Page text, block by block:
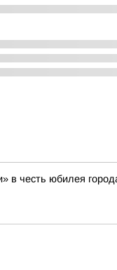
в честь юбилея